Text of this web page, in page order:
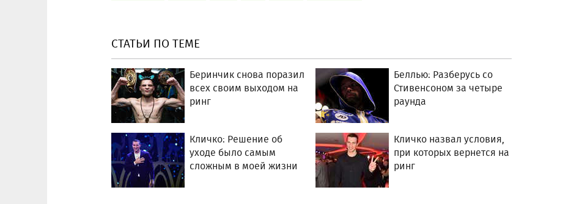
СТАТЬИ ПО ТЕМЕ
Беринчик снова поразил
всех своим выходом на
ринг
Беллью: Разберусь со
Стивенсоном за четыре
раунда
Кличко: Решение об
уходе было самым
сложным в моей жизни
Кличко назвал условия,
при которых вернется на
ринг